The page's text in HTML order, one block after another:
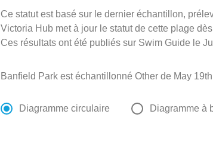
Ce statut est basé sur le dernier échantillon,
Victoria Hub met à jour le statut de cette plage
Ces résultats ont été publiés sur Swim Guide le
Banfield Park est échantillonné Other de May
Diagramme circulaire Diagramme à